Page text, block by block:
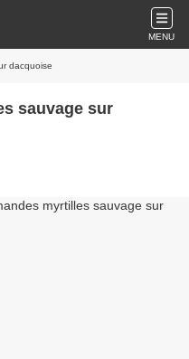
MENU
dacquoise
sauvage sur